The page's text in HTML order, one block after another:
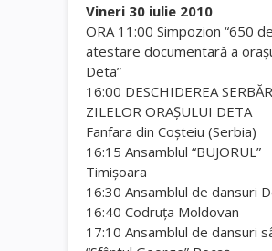
Vineri 30 iulie 2010
ORA 11:00 Simpozion “650
atestare documentară a
Deta”
16:00 DESCHIDEREA
ZILELOR ORAŞULUI DETA
Fanfara din Coşteiu (Serbia)
16:15 Ansamblul “BUJORUL”
Timişoara
16:30 Ansamblul de dansuri
16:40 Codruţa Moldovan
17:10 Ansamblul de dansuri